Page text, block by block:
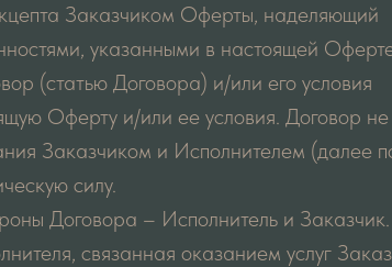
Заказчиком Оферты, наделяющий
указанными в настоящей
(статью Договора) и/или его условия
Оферту и/или ее условия. Договор не
Заказчиком и Исполнителем (далее
силу.
Договора – Исполнитель и Заказчик.
связанная оказанием услуг